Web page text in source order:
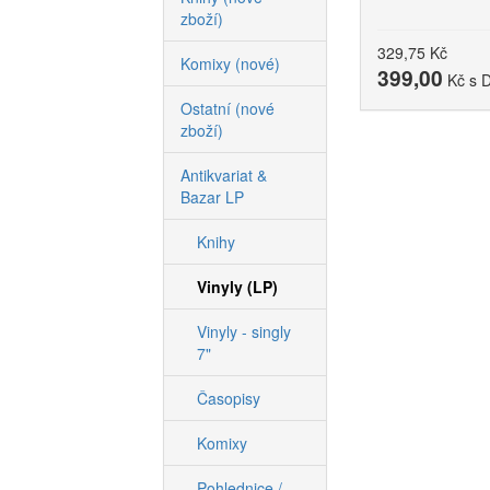
329,75Kč
399,00 Kč s
zboží)
Komixy (nové)
Ostatní (nové
zboží)
Antikvariat &
Bazar LP
Knihy
Vinyly (LP)
Vinyly - singly
7"
Časopisy
Komixy